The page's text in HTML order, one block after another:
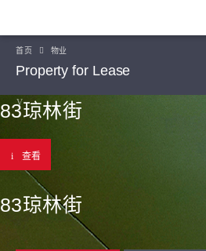
首页 物业
Property for Lease
83琼林街
查看
83琼林街